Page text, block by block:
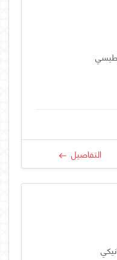
التفاصيل